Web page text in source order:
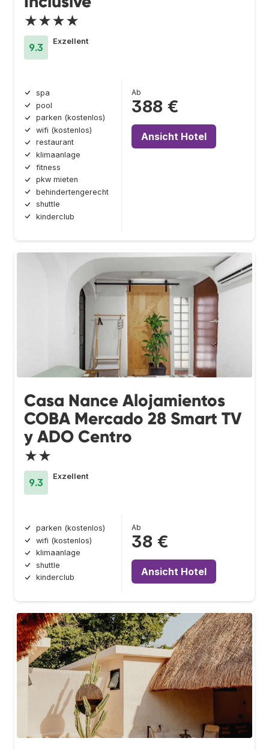
★★★★
9.3
Exzellent
spa
pool
parken (kostenlos)
wifi (kostenlos)
restaurant
klimaanlage
fitness
pkw mieten
behindertengerecht
shuttle
kinderclub
Ab
388 €
Ansicht Hotel
Casa Nance Alojamientos
COBA Mercado 28 Smart TV
y ADO Centro
★★
9.3
Exzellent
parken (kostenlos)
wifi (kostenlos)
klimaanlage
shuttle
kinderclub
Ab
38 €
Ansicht Hotel